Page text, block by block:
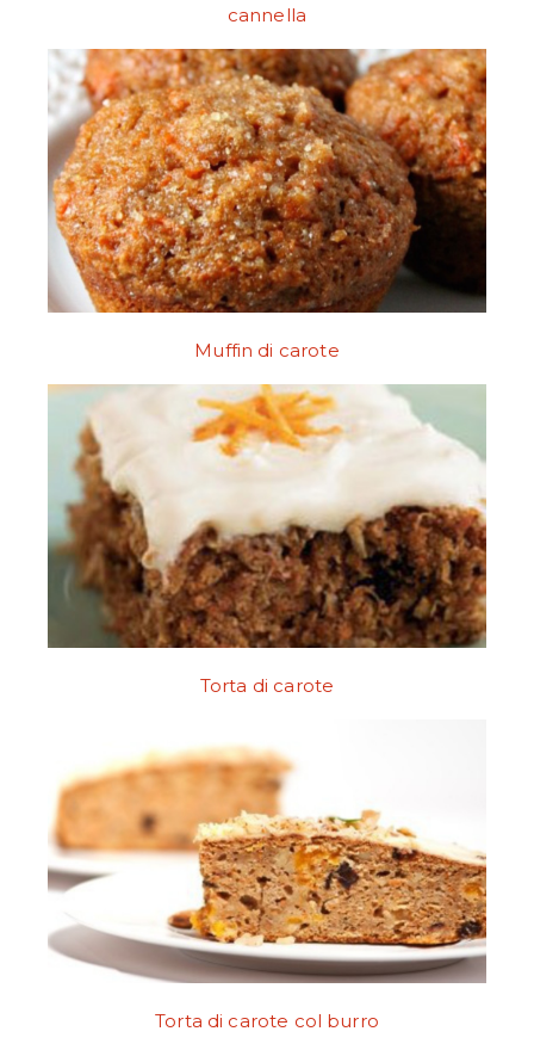
cannella
Muffin di carote
Torta di carote
Torta di carote col burro